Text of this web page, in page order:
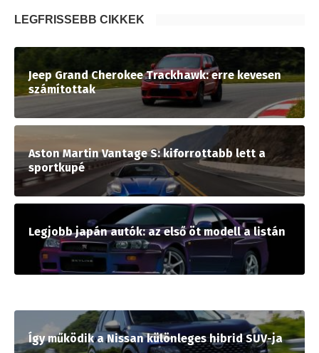
LEGFRISSEBB CIKKEK
Jeep Grand Cherokee Trackhawk: erre kevesen
számítottak
Aston Martin Vantage S: kiforrottabb lett a
sportkupé
Legjobb japán autók: az első öt modell a listán
Így működik a Nissan különleges hibrid SUV-ja